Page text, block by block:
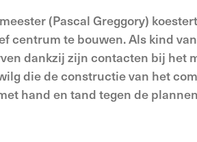
(Pascal Greggory)
centrum te bouwen. Als kind
dankzij zijn contacten bij het
die de constructie van het
hand en tand tegen de